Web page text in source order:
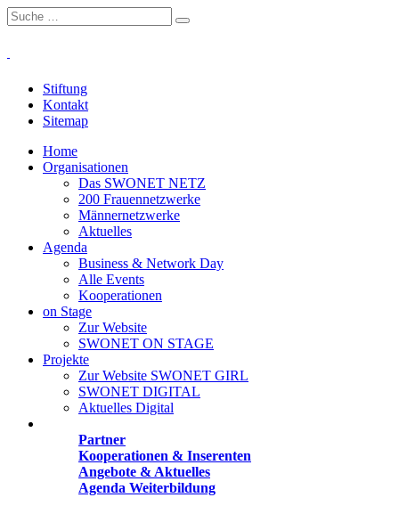
Stiftung
Kontakt
Sitemap
Home
Organisationen
Das SWONET NETZ
200 Frauen­netzwerke
Männernetzwerke
Aktuelles
Agenda
Business & Network Day
Alle Events
Kooperationen
on Stage
Zur Website
SWONET ON STAGE
Projekte
Zur Website SWONET GIRL
SWONET DIGITAL
Aktuelles Digital
Partner
Kooperationen & Inserenten
Angebote & Aktuelles
Agenda Weiterbildung